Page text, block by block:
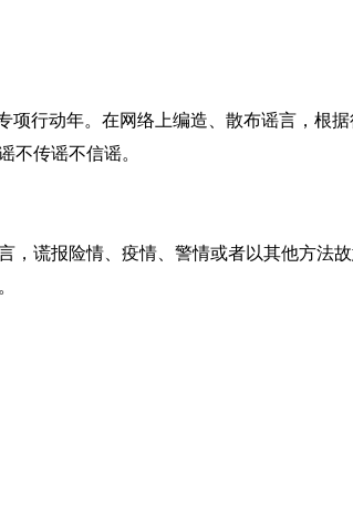
行动年。在网络上编造、散布谣言，根
传谣不信谣。
报险情、疫情、警情或者以其他方法